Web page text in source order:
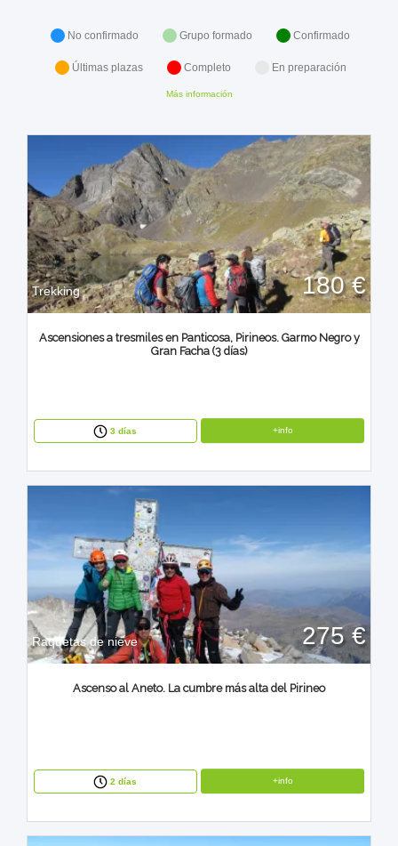
No confirmado Grupo formado Confirmado
Últimas plazas Completo En preparación
Más información
Trekking 180 €
Ascensiones a tresmiles en Panticosa, Pirineos. Garmo Negro y
Gran Facha (3 días)
3 días +info
Raquetas de nieve 275 €
Ascenso al Aneto. La cumbre más alta del Pirineo
2 días +info